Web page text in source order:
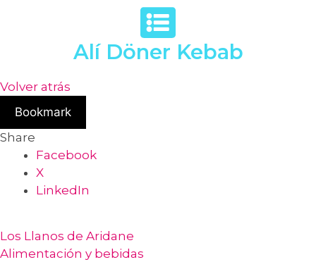
Alí Döner Kebab
Volver atrás
Bookmark
Share
Facebook
X
LinkedIn
Los Llanos de Aridane
Alimentación y bebidas